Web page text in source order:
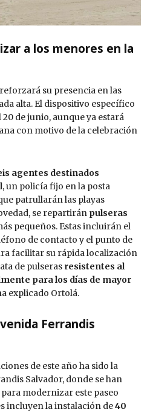
a los menores en la
su presencia en las
alta. El dispositivo específico
de junio, aunque ya estará
con motivo de la celebración
agentes destinados
, un policía fijo en la posta
patrullarán las playas
se repartirán pulseras
pequeños. Estas incluirán el
de contacto y el punto de
facilitar su rápida localización
de pulseras resistentes al
para los días de mayor
explicado Ortolá.
Ferrandis
de este año ha sido la
Salvador, donde se han
para modernizar este paseo
incluyen la instalación de40